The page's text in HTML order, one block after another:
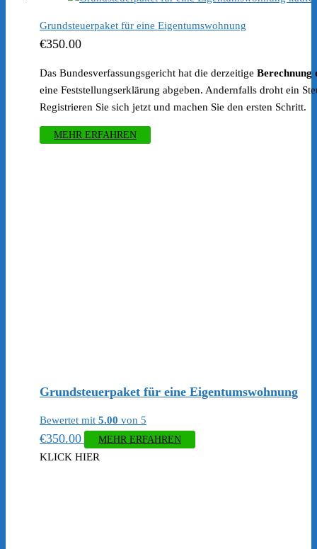
Grundsteuerpaket für eine Eigentumswohnung
€350.00
Das Bundesverfassungsgericht hat die derzeitige Berechnung
eine Feststellungserklärung abgeben. Andernfalls droht ein
Registrieren Sie sich jetzt und machen Sie den ersten Schritt.
MEHR ERFAHREN
Grundsteuerpaket für eine Eigentumswohnung
Bewertet mit 5.00 von 5
€350.00 MEHR ERFAHREN
KLICK HIER